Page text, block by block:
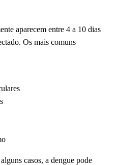
aparecem entre 4 a 10 dias
Os mais comuns
casos, a dengue pode